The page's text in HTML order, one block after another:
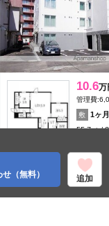
10.6万
管理費
敷
1ヶ月
55.7㎡
北海道札
条西２丁
料理が楽 暖か
（無料）
追加